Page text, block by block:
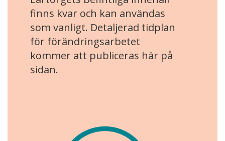
finns kvar och kan användas
som vanligt. Detaljerad tidplan
för förändringsarbetet
kommer att publiceras här på
sidan.